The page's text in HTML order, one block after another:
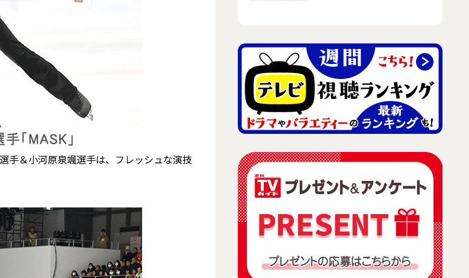
＆小河原泉颯選手は、フレッシュな演技